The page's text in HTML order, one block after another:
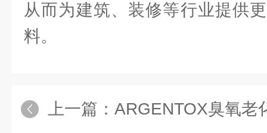
从而为建筑、装修等行业提供
料。
上一篇： ARGENTOX臭氧老化